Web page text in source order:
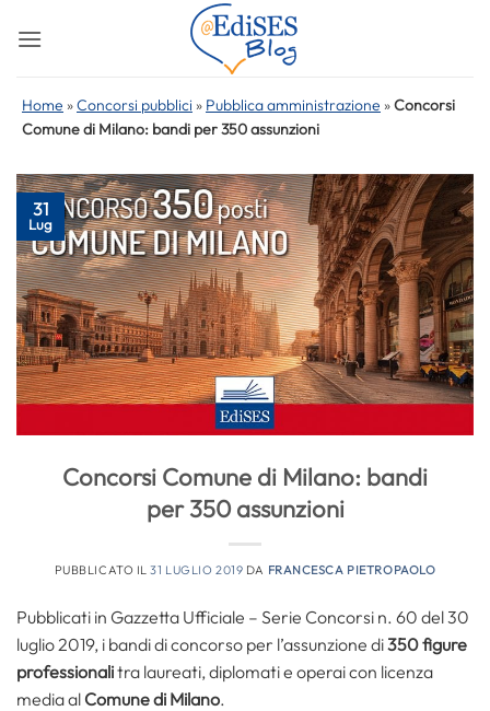
Home »Concorsi pubblici » Pubblica amministrazione »Concorsi
Comune di Milano: bandi per 350 assunzioni
31
Lug
Concorsi Comune di Milano: bandi
per 350 assunzioni
PUBBLICATO IL31 LUGLIO 2019 DA FRANCESCA PIETROPAOLO
Pubblicati in Gazzetta Ufficiale – Serie Concorsi n. 60 del 30
luglio 2019, i bandi di concorso per l’assunzione di350 figure
professionalitra laureati, diplomati e operai con licenza
media al Comune di Milano.